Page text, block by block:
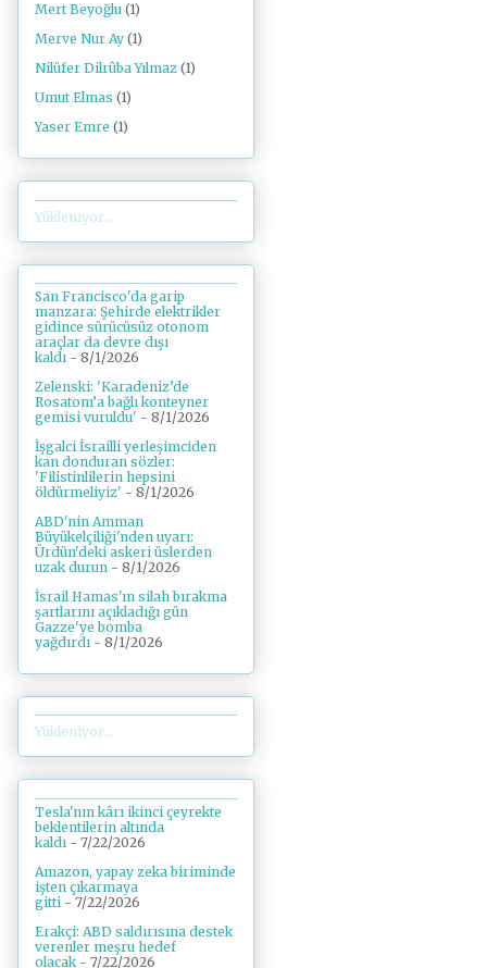
Mert Beyoğlu (1)
Merve Nur Ay (1)
Nilüfer Dilrûba Yılmaz (1)
Umut Elmas (1)
Yaser Emre (1)
Yükleniyor...
San Francisco'da garip
manzara: Şehirde elektrikler
gidince sürücüsüz otonom
araçlar da devre dışı
kaldı - 8/1/2026
Zelenski: 'Karadeniz’de
Rosatom’a bağlı konteyner
gemisi vuruldu' - 8/1/2026
İşgalci İsrailli yerleşimciden
kan donduran sözler:
'Filistinlilerin hepsini
öldürmeliyiz' - 8/1/2026
ABD'nin Amman
Büyükelçiliği'nden uyarı:
Ürdün'deki askeri üslerden
uzak durun - 8/1/2026
İsrail Hamas'ın silah bırakma
şartlarını açıkladığı gün
Gazze'ye bomba
yağdırdı - 8/1/2026
Yükleniyor...
Tesla'nın kârı ikinci çeyrekte
beklentilerin altında
kaldı - 7/22/2026
Amazon, yapay zeka biriminde
işten çıkarmaya
gitti - 7/22/2026
Erakçi: ABD saldırısına destek
verenler meşru hedef
olacak - 7/22/2026